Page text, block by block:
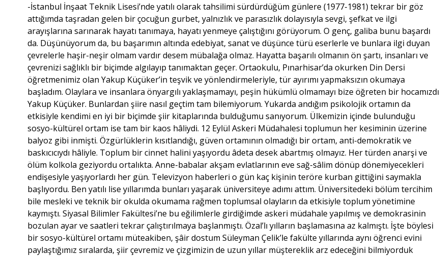
-İstanbul İnşaat Teknik Lisesi’nde yatılı olarak tahsilimi sürdürdüğüm günlere (1977-1981) tekrar bir göz
attığımda taşradan gelen bir çocuğun gurbet, yalnızlık ve parasızlık dolayısıyla sevgi, şefkat ve ilgi
arayışlarına sarınarak hayatı tanımaya, hayatı yenmeye çalıştığını görüyorum. O genç, galiba bunu başardı
da. Düşünüyorum da, bu başarımın altında edebiyat, sanat ve düşünce türü eserlerle ve bunlara ilgi duyan
çevrelerle haşir-neşir olmam vardır desem mübalağa olmaz. Hayatta başarılı olmanın ön şartı, insanları ve
çevrenizi sağlıklı bir biçimde algılayıp tanımaktan geçer. Ortaokulu, Pınarhisar’da okurken Din Dersi
öğretmenimiz olan Yakup Küçüker’in teşvik ve yönlendirmeleriyle, tür ayırımı yapmaksızın okumaya
başladım. Olaylara ve insanlara önyargılı yaklaşmamayı, peşin hükümlü olmamayı bize öğreten bir hocamızdı
Yakup Küçüker. Bunlardan şiire nasıl geçtim tam bilemiyorum. Yukarda andığım psikolojik ortamın da
etkisiyle kendimi en iyi bir biçimde şiir kitaplarında bulduğumu sanıyorum. Ülkemizin içinde bulunduğu
sosyo-kültürel ortam ise tam bir kaos hâliydi. 12 Eylül Askeri Müdahalesi toplumun her kesiminin üzerine
balyoz gibi inmişti. Özgürlüklerin kısıtlandığı, güven ortamının olmadığı bir ortam, anti-demokratik ve
baskıcıcıydı hâliyle. Toplum bir cinnet halini yaşıyordu âdeta desek abartmış olmayız. Her türden anarşi ve
ölüm kolkola geziyordu ortalıkta. Anne-babalar akşam evlatlarının eve sağ-sâlim dönüp dönemiyecekleri
endişesiyle yaşıyorlardı her gün. Televizyon haberleri o gün kaç kişinin teröre kurban gittiğini saymakla
başlıyordu. Ben yatılı lise yıllarımda bunları yaşarak üniversiteye adımı attım. Üniversitedeki bölüm tercihim
bile mesleki ve teknik bir okulda okumama rağmen toplumsal olayların da etkisiyle toplum yönetimine
kaymıştı. Siyasal Bilimler Fakültesi’ne bu eğilimlerle girdiğimde askeri müdahale yapılmış ve demokrasinin
bozulan ayar ve saatleri tekrar çalıştırılmaya başlanmıştı. Özal’lı yılların başlamasına az kalmıştı. İşte böylesi
bir sosyo-kültürel ortamı müteakiben, şâir dostum Süleyman Çelik’le fakülte yıllarında aynı öğrenci evini
paylaştığımız sıralarda, şiir çevremiz ve çizgimizin de uzun yıllar müştereklik arz edeceğini bilmiyorduk